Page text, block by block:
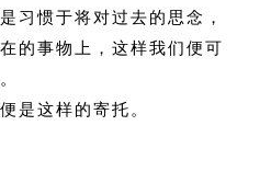
习惯于将对过去的思念，
的事物上，这样我们便可
是这样的寄托。